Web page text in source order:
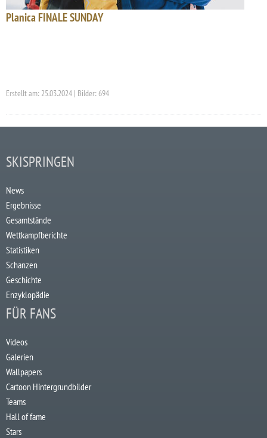
Planica FINALE SUNDAY
Erstellt am: 25.03.2024 | Bilder: 694
SKISPRINGEN
News
Ergebnisse
Gesamtstände
Wettkampfberichte
Statistiken
Schanzen
Geschichte
Enzyklopädie
FÜR FANS
Videos
Galerien
Wallpapers
Cartoon Hintergrundbilder
Teams
Hall of fame
Stars